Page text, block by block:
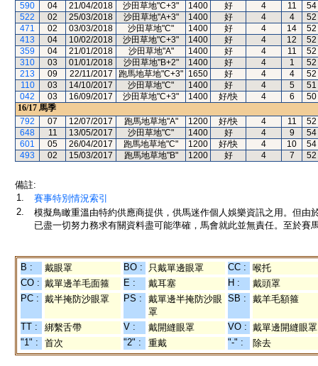
590
04 21/04/2018 沙田草地"C+3" 1400 好 4 11
54
522
02 25/03/2018 沙田草地"A+3" 1400 好 4 4
52
471
02 03/03/2018 沙田草地"C" 1400 好 4 14
52
413
04 10/02/2018 沙田草地"C+3" 1400 好 4 12
52
359
04 21/01/2018 沙田草地"A" 1400 好 4 11
52
310
03 01/01/2018 沙田草地"B+2" 1400 好 4 1
52
213
09 22/11/2017 跑馬地草地"C+3" 1650 好 4 4
52
110
03 14/10/2017 沙田草地"C" 1400 好 4 5
51
042
03 16/09/2017 沙田草地"C+3" 1400 好/快 4 6
50
16/17 馬季
792
07 12/07/2017 跑馬地草地"A" 1200 好/快 4 11
52
648
11 13/05/2017 沙田草地"C" 1400 好 4 9
54
601
05 26/04/2017 跑馬地草地"C" 1200 好/快 4 10
54
493
02 15/03/2017 跑馬地草地"B" 1200 好 4 7 52
備註:
1.
賽事特別情況索引
2.
模擬鳥瞰重溫由特約供應商提供，供馬迷作個人娛樂資訊之用。但
已盡一切努力務求有關資料盡可能準確，馬會就此並無責任。至於賽
B : 戴眼罩 BO : 只戴單邊眼罩 CC :
喉托
CO : 戴單邊羊毛面箍 E : 戴耳塞 H :
戴頭罩
PC : 戴半掩防沙眼罩 PS :
戴單邊半掩防沙眼
罩
SB : 戴羊毛額箍
TT : 綁繫舌帶 V : 戴開縫眼罩 VO : 戴單邊開縫眼罩
"1" :
首次 "2" : 重戴 "-" : 除去